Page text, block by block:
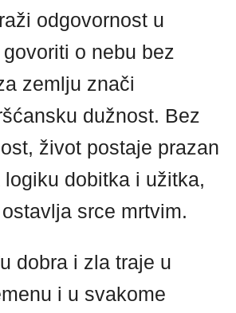
odgovornost u
o nebu bez
zemlju znači
dužnost. Bez
život postaje prazan
dobitka i užitka,
srce mrtvim.
dobra i zla traje u
i u svakome